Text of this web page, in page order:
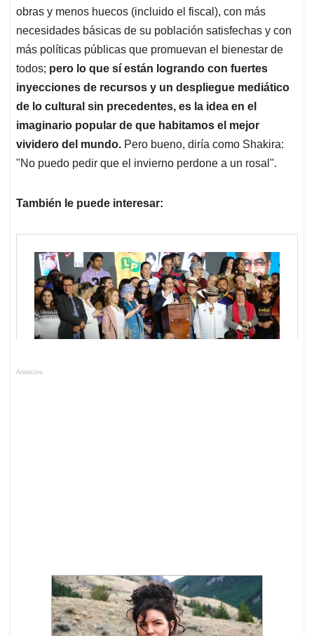
obras y menos huecos (incluido el fiscal), con más
necesidades básicas de su población satisfechas y con
más políticas públicas que promuevan el bienestar de
todos; pero lo que sí están logrando con fuertes
inyecciones de recursos y un despliegue mediático
de lo cultural sin precedentes, es la idea en el
imaginario popular de que habitamos el mejor
vividero del mundo. Pero bueno, diría como Shakira:
"No puedo pedir que el invierno perdone a un rosal".
También le puede interesar:
Anuncios.